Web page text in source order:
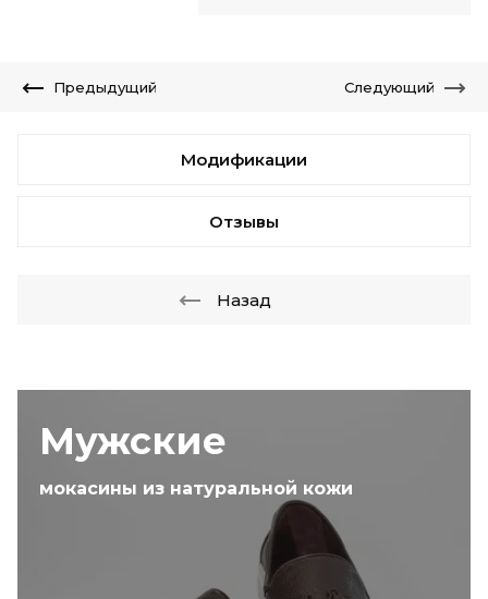
Мужские
мокасины из натуральной кожи
Предыдущий Следующий
Модификации
Отзывы
Назад